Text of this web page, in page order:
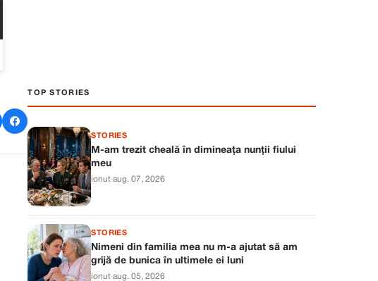
TOP STORIES
STORIES
M-am trezit cheală în dimineața nunții fiului
meu
ionut·aug. 07, 2026
STORIES
Nimeni din familia mea nu m-a ajutat să am
grijă de bunica în ultimele ei luni
ionut·aug. 05, 2026